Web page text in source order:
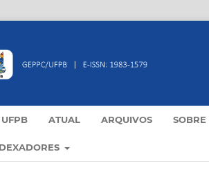
ATUAL ARQUIVOS SOBRE